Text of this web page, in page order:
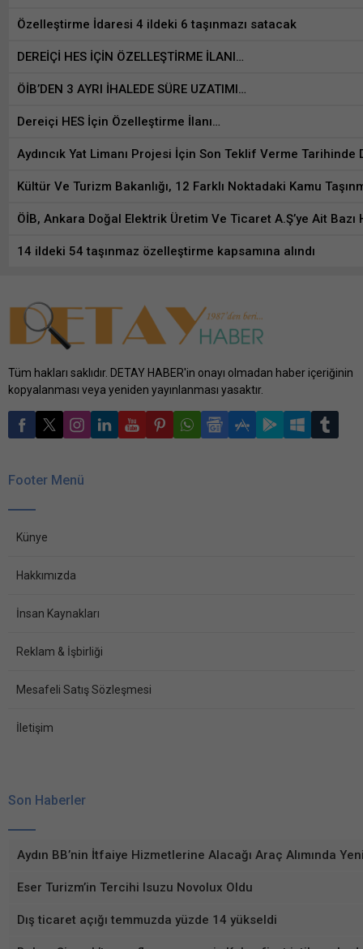
Özelleştirme İdaresi 4 ildeki 6 taşınmazı satacak
DEREİÇİ HES İÇİN ÖZELLEŞTİRME İLANI…
ÖİB’DEN 3 AYRI İHALEDE SÜRE UZATIMI…
Dereiçi HES İçin Özelleştirme İlanı…
Aydıncık Yat Limanı Projesi İçin Son Teklif Verme Tarihinde
Kültür Ve Turizm Bakanlığı, 12 Farklı Noktadaki Kamu
ÖİB, Ankara Doğal Elektrik Üretim Ve Ticaret A.Ş’ye Ait
14 ildeki 54 taşınmaz özelleştirme kapsamına alındı
Tüm hakları saklıdır. DETAY HABER'in onayı olmadan haber içeriğinin
kopyalanması veya yeniden yayınlanması yasaktır.
Footer Menü
Künye
Hakkımızda
İnsan Kaynakları
Reklam & İşbirliği
Mesafeli Satış Sözleşmesi
İletişim
Son Haberler
Aydın BB’nin İtfaiye Hizmetlerine Alacağı Araç Alımında
Eser Turizm’in Tercihi Isuzu Novolux Oldu
Dış ticaret açığı temmuzda yüzde 14 yükseldi